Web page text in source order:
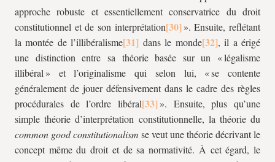
approche robuste et essentiellement conservatrice du droit
constitutionnel et de son interprétation
». Ensuite, reflétant
la montée de l’illibéralisme
dans le monde
, il a érigé
une distinction entre sa théorie basée sur un « légalisme
illibéral » et l’originalisme qui selon lui, « se contente
généralement de jouer défensivement dans le cadre des règles
procédurales de l’ordre libéral
». Ensuite, plus qu’une
simple théorie d’interprétation constitutionnelle, la théorie du
common good constitutionalism se veut une théorie décrivant le
concept même du droit et de sa normativité. À cet égard, le